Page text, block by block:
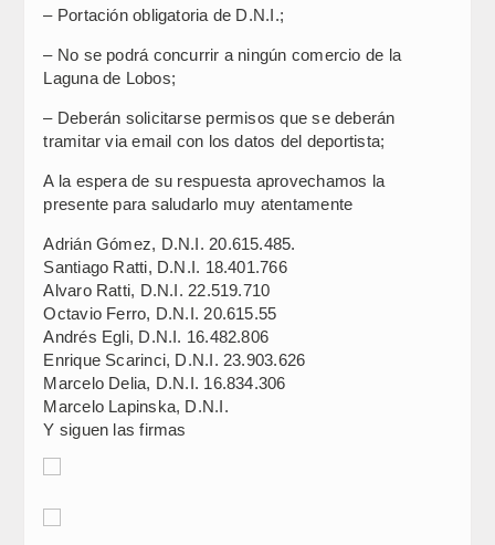
– Portación obligatoria de D.N.I.;
– No se podrá concurrir a ningún comercio de la
Laguna de Lobos;
– Deberán solicitarse permisos que se deberán
tramitar via email con los datos del deportista;
A la espera de su respuesta aprovechamos la
presente para saludarlo muy atentamente
Adrián Gómez, D.N.I. 20.615.485.
Santiago Ratti, D.N.I. 18.401.766
Alvaro Ratti, D.N.I. 22.519.710
Octavio Ferro, D.N.I. 20.615.55
Andrés Egli, D.N.I. 16.482.806
Enrique Scarinci, D.N.I. 23.903.626
Marcelo Delia, D.N.I. 16.834.306
Marcelo Lapinska, D.N.I.
Y siguen las firmas